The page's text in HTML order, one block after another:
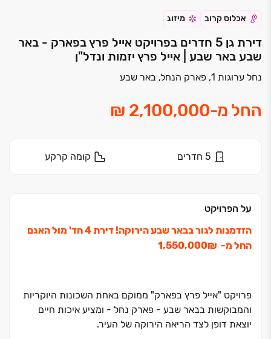
אכלוס קרוב מיזוג
דירת גן 5 חדרים בפרויקט אייל פרץ בפארק - באר
שבע באר שבע | אייל פרץ יזמות ונדל"ן
נחל ערוגות 1, פארק הנחל, באר שבע
החל מ-
5 חדרים קומה קרקע
על הפרויקט
הזדמנות לגור בבאר שבע הירוקה!
דירת ‏4 חד' מול האגם
החל מ- ‏₪‏1,550,000
פרויקט "אייל פרץ בפארק" ממוקם באחת השכונות היוקריות
והמבוקשות בבאר שבע - פארק נחל - ומציע איכות חיים
יוצאת דופן לצד הריאה הירוקה של העיר.